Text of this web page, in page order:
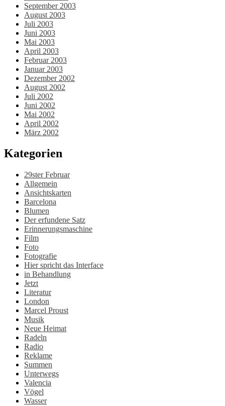
September 2003
August 2003
Juli 2003
Juni 2003
Mai 2003
April 2003
Februar 2003
Januar 2003
Dezember 2002
August 2002
Juli 2002
Juni 2002
Mai 2002
April 2002
März 2002
Kategorien
29ster Februar
Allgemein
Ansichtskarten
Barcelona
Blumen
Der erfundene Satz
Erinnerungsmaschine
Film
Foto
Fotografie
Hier spricht das Interface
in Behandlung
Jetzt
Literatur
London
Marcel Proust
Musik
Neue Heimat
Radeln
Radio
Reklame
Summen
Unterwegs
Valencia
Vögel
Wasser